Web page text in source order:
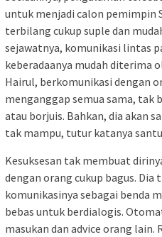
untuk menjadi calon pemimpin
terbilang cukup suple dan
sejawatnya, komunikasi lintas
keberadaanya mudah diterima
Hairul, berkomunikasi dengan
menganggap semua sama, tak
atau borjuis. Bahkan, dia akan
tak mampu, tutur katanya
Kesuksesan tak membuat
dengan orang cukup bagus.
komunikasinya sebagai benda
bebas untuk berdialogis.
masukan dan advice orang